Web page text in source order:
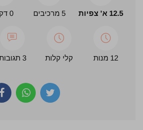
12.5 א' צפיות 5 מרכיבים 0 דקות
12 מנות קלי קלות 3 תגובות